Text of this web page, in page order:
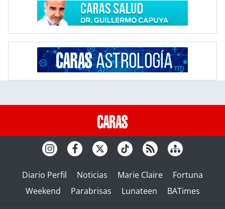
Diario Perfil Noticias Marie Claire
Fortuna
Weekend
Parabrisas Lunateen BATimes